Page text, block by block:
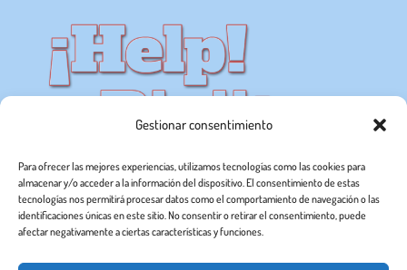
Gestionar consentimiento
Para ofrecer las mejores experiencias, utilizamos tecnologías como las cookies para
almacenar y/o acceder a la información del dispositivo. El consentimiento de estas
tecnologías nos permitirá procesar datos como el comportamiento de navegación o las
identificaciones únicas en este sitio. No consentir o retirar el consentimiento, puede
afectar negativamente a ciertas características y funciones.